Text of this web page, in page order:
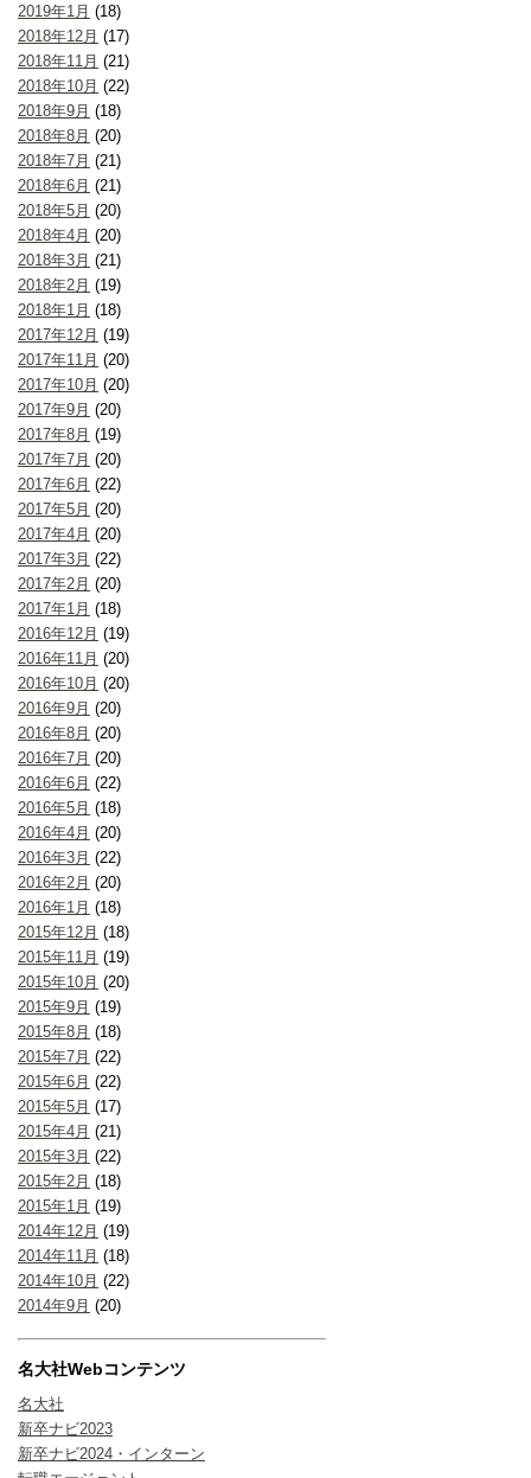
2019年1月 (18)
2018年12月 (17)
2018年11月 (21)
2018年10月 (22)
2018年9月 (18)
2018年8月 (20)
2018年7月 (21)
2018年6月 (21)
2018年5月 (20)
2018年4月 (20)
2018年3月 (21)
2018年2月 (19)
2018年1月 (18)
2017年12月 (19)
2017年11月 (20)
2017年10月 (20)
2017年9月 (20)
2017年8月 (19)
2017年7月 (20)
2017年6月 (22)
2017年5月 (20)
2017年4月 (20)
2017年3月 (22)
2017年2月 (20)
2017年1月 (18)
2016年12月 (19)
2016年11月 (20)
2016年10月 (20)
2016年9月 (20)
2016年8月 (20)
2016年7月 (20)
2016年6月 (22)
2016年5月 (18)
2016年4月 (20)
2016年3月 (22)
2016年2月 (20)
2016年1月 (18)
2015年12月 (18)
2015年11月 (19)
2015年10月 (20)
2015年9月 (19)
2015年8月 (18)
2015年7月 (22)
2015年6月 (22)
2015年5月 (17)
2015年4月 (21)
2015年3月 (22)
2015年2月 (18)
2015年1月 (19)
2014年12月 (19)
2014年11月 (18)
2014年10月 (22)
2014年9月 (20)
名大社Webコンテンツ
名大社
新卒ナビ2023
新卒ナビ2024・インターン